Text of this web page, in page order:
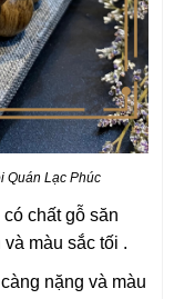
Quán Lạc Phúc
chất gỗ săn
màu sắc tối .
nặng và màu